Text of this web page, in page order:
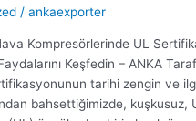
/ankaexporter
Kompresörlerinde UL
Keşfedin – ANKA
tarihi zengin ve
bahsettiğimizde, kuşkusuz,